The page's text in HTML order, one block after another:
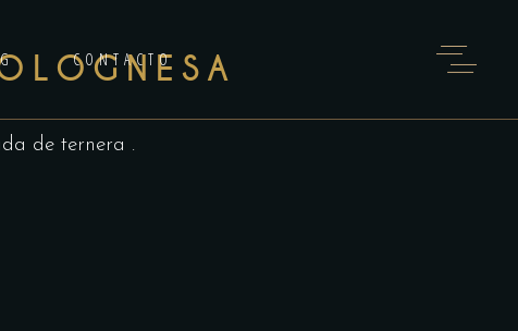
CONTACTO
de ternera .